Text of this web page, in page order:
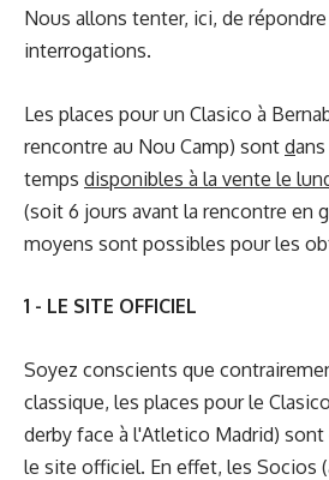
Nous allons tenter, ici, de
interrogations.
Les places pour un Clasico à
rencontre au Nou Camp) sont d
temps disponibles à la vente le
(soit 6 jours avant la rencontre en
moyens sont possibles pour les
1 - LE SITE OFFICIEL
Soyez conscients que
classique, les places pour le
derby face à l'Atletico Madrid)
le site officiel. En effet, les Socios